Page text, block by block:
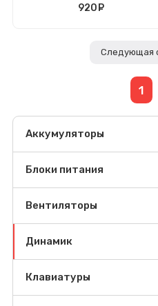
920
Следующая
1
Аккумуляторы
Блоки питания
Вентиляторы
Динамик
Клавиатуры